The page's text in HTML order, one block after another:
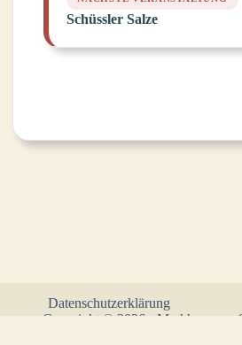
Schüssler Salze
Datenschutzerklärung
Copyright © 2026 - Markhausen -